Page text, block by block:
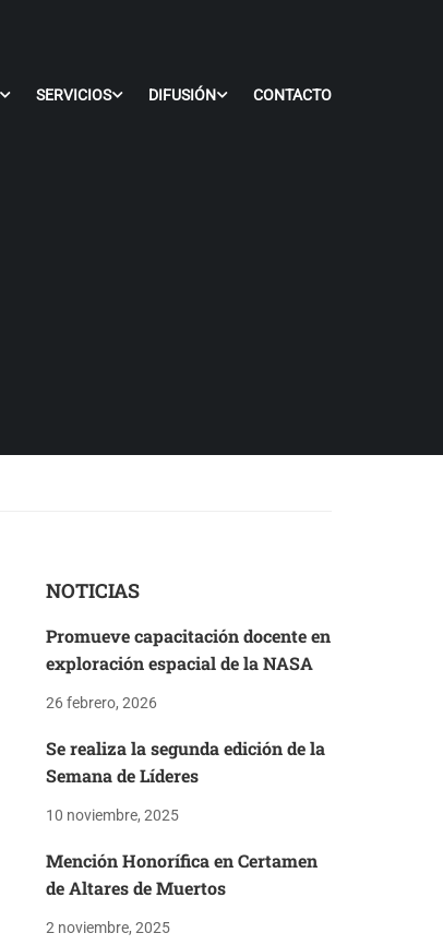
SERVICIOS DIFUSIÓN CONTACTO
NOTICIAS
Promueve capacitación docente en
exploración espacial de la NASA
26 febrero, 2026
Se realiza la segunda edición de la
Semana de Líderes
10 noviembre, 2025
Mención Honorífica en Certamen
de Altares de Muertos
2 noviembre, 2025